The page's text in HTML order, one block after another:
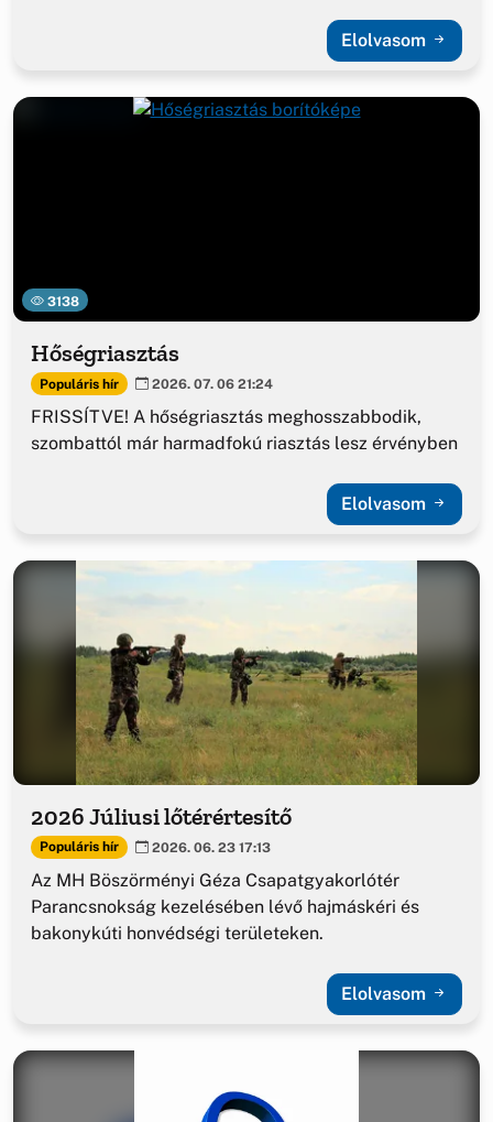
Elolvasom
3138
Hőségriasztás
Populáris hír 2026. 07. 06 21:24
FRISSÍTVE! A hőségriasztás meghosszabbodik,
szombattól már harmadfokú riasztás lesz érvényben
Elolvasom
2026 Júliusi lőtérértesítő
Populáris hír 2026. 06. 23 17:13
Az MH Böszörményi Géza Csapatgyakorlótér
Parancsnokság kezelésében lévő hajmáskéri és
bakonykúti honvédségi területeken.
Elolvasom